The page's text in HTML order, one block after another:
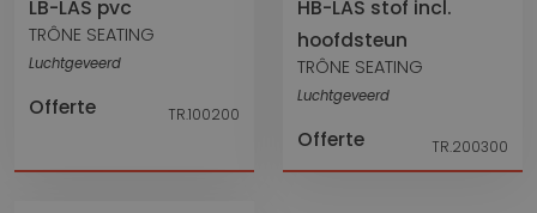
LB-LAS pvc
TRÔNE SEATING
Luchtgeveerd
Offerte TR.100200
HB-LAS stof incl.
hoofdsteun
TRÔNE SEATING
Luchtgeveerd
Offerte TR.200300